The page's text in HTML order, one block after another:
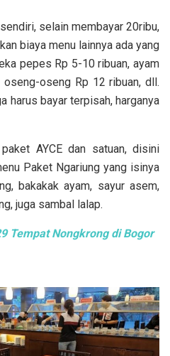
selain membayar 20ribu,
biaya menu lainnya ada yang
pepes Rp 5-10 ribuan, ayam
oseng Rp 12 ribuan, dll.
harus bayar terpisah, harganya
AYCE dan satuan, disini
Paket Ngariung yang isinya
bakakak ayam, sayur asem,
juga sambal lalap.
Tempat Nongkrong di Bogor